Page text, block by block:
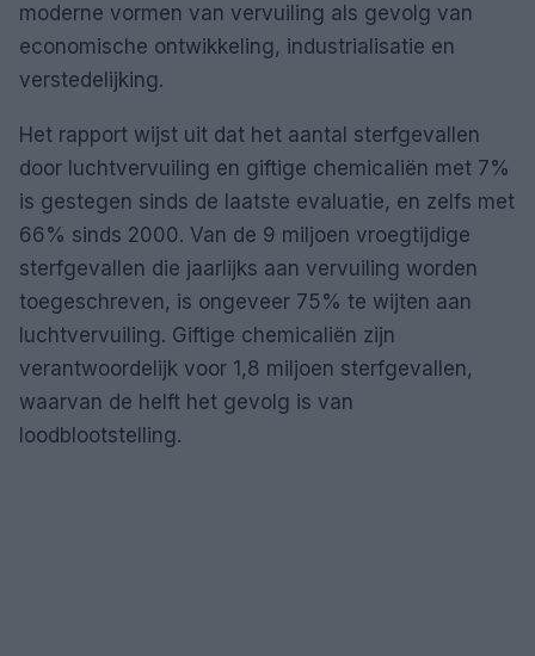
moderne vormen van vervuiling als gevolg van
economische ontwikkeling, industrialisatie en
verstedelijking.
Het rapport wijst uit dat het aantal sterfgevallen
door luchtvervuiling en giftige chemicaliën met 7%
is gestegen sinds de laatste evaluatie, en zelfs met
66% sinds 2000. Van de 9 miljoen vroegtijdige
sterfgevallen die jaarlijks aan vervuiling worden
toegeschreven, is ongeveer 75% te wijten aan
luchtvervuiling. Giftige chemicaliën zijn
verantwoordelijk voor 1,8 miljoen sterfgevallen,
waarvan de helft het gevolg is van
loodblootstelling.